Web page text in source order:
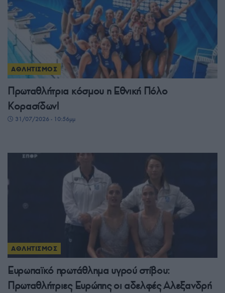
ΑΘΛΗΤΙΣΜΟΣ
Πρωταθλήτρια κόσμου η Εθνική Πόλο
Κορασίδων!
31/07/2026 - 10:56μμ
ΑΘΛΗΤΙΣΜΟΣ
Ευρωπαϊκό πρωτάθλημα υγρού στίβου:
Πρωταθλήτριες Ευρώπης οι αδελφές Αλεξανδρή